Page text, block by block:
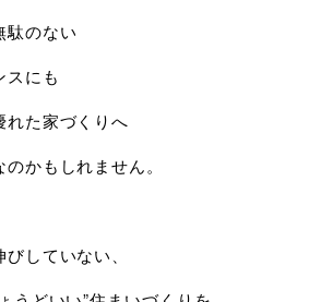
駄のない
スにも
れた家づくりへ
かもしれません。
していない、